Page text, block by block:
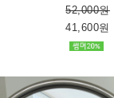
52,000원
41,600원